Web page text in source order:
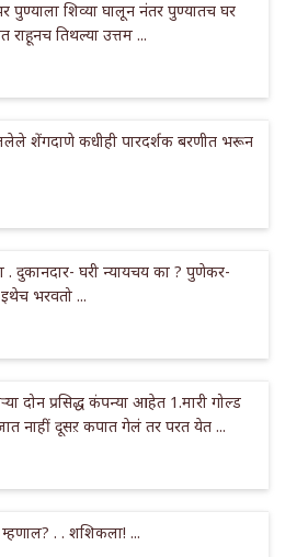
पुण्याला शिव्या घालून नंतर पुण्यातच घर
तिथल्या उत्तम ...
शेंगदाणे कधीही पारदर्शक बरणीत भरून
. दुकानदार- घरी न्यायचय का ? पुणेकर-
भरवतो ...
दोन प्रसिद्ध कंपन्या आहेत 1.मारी गोल्ड
नाहीं दूसऱ कपात गेलं तर परत येत ...
. . शशिकला! ...